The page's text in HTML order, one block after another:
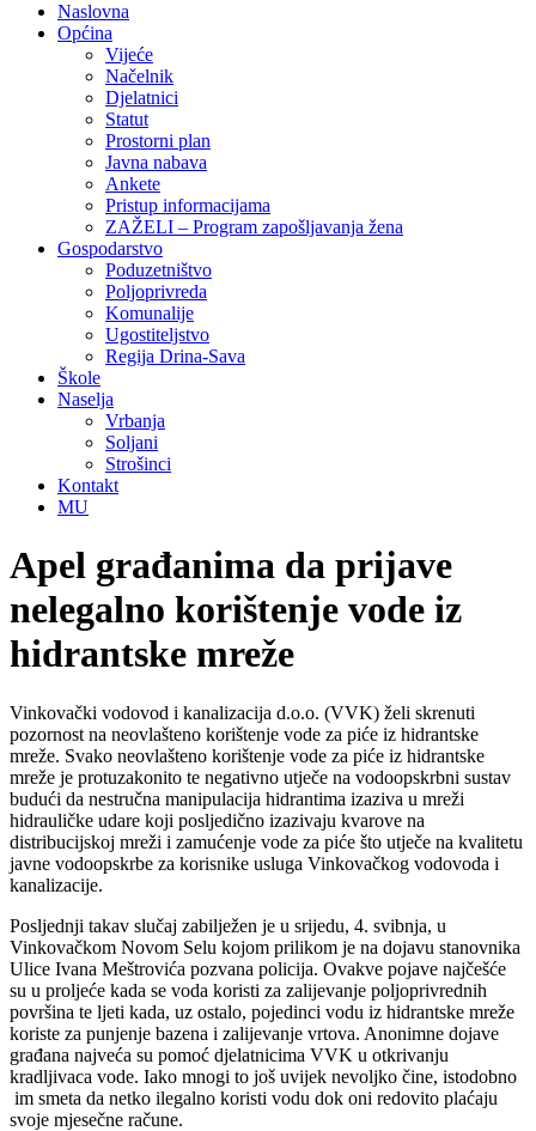
Naslovna
Općina
Vijeće
Načelnik
Djelatnici
Statut
Prostorni plan
Javna nabava
Ankete
Pristup informacijama
ZAŽELI – Program zapošljavanja žena
Gospodarstvo
Poduzetništvo
Poljoprivreda
Komunalije
Ugostiteljstvo
Regija Drina-Sava
Škole
Naselja
Vrbanja
Soljani
Strošinci
Kontakt
MU
Apel građanima da prijave
nelegalno korištenje vode iz
hidrantske mreže
Vinkovački vodovod i kanalizacija d.o.o. (VVK) želi skrenuti
pozornost na neovlašteno korištenje vode za piće iz hidrantske
mreže. Svako neovlašteno korištenje vode za piće iz hidrantske
mreže je protuzakonito te negativno utječe na vodoopskrbni sustav
budući da nestručna manipulacija hidrantima izaziva u mreži
hidrauličke udare koji posljedično izazivaju kvarove na
distribucijskoj mreži i zamućenje vode za piće što utječe na kvalitetu
javne vodoopskrbe za korisnike usluga Vinkovačkog vodovoda i
kanalizacije.
Posljednji takav slučaj zabilježen je u srijedu, 4. svibnja, u
Vinkovačkom Novom Selu kojom prilikom je na dojavu stanovnika
Ulice Ivana Meštrovića pozvana policija. Ovakve pojave najčešće
su u proljeće kada se voda koristi za zalijevanje poljoprivrednih
površina te ljeti kada, uz ostalo, pojedinci vodu iz hidrantske mreže
koriste za punjenje bazena i zalijevanje vrtova. Anonimne dojave
građana najveća su pomoć djelatnicima VVK u otkrivanju
kradljivaca vode. Iako mnogi to još uvijek nevoljko čine, istodobno
im smeta da netko ilegalno koristi vodu dok oni redovito plaćaju
svoje mjesečne račune.